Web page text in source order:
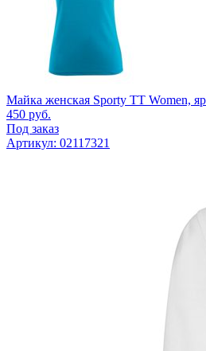
Майка женская Sporty TT Women,
450 руб.
Под заказ
Артикул: 02117321